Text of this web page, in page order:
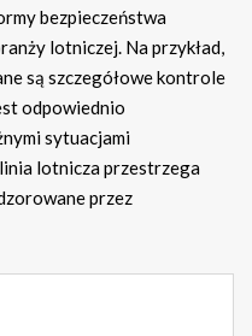
bezpieczeństwa
lotniczej. Na przykład,
są szczegółowe kontrole
odpowiednio
sytuacjami
lotnicza przestrzega
przez